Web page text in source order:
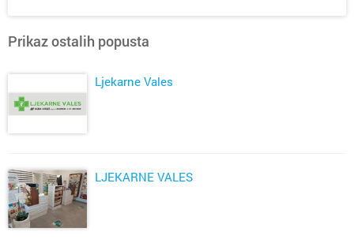
Prikaz ostalih popusta
Ljekarne Vales
LJEKARNE VALES